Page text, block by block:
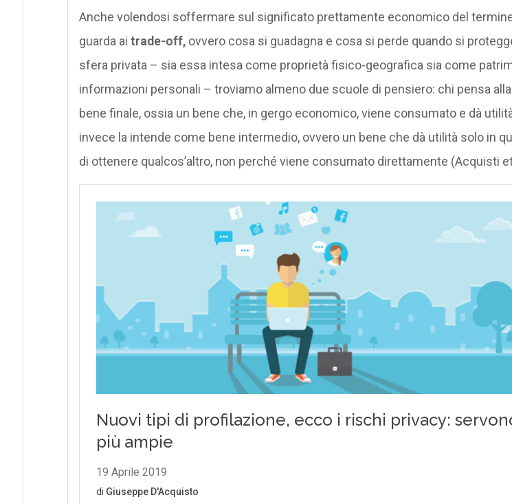
Anche volendosi soffermare sul significato prettamente economico del
guarda ai trade-off,ovvero cosa si guadagna e cosa si perde quando si
sfera privata – sia essa intesa come proprietà fisico-geografica sia come
informazioni personali – troviamo almeno due scuole di pensiero: chi pensa
bene finale, ossia un bene che, in gergo economico, viene consumato e dà
invece la intende come bene intermedio, ovvero un bene che dà utilità solo in
di ottenere qualcos’altro, non perché viene consumato direttamente (Acquisti